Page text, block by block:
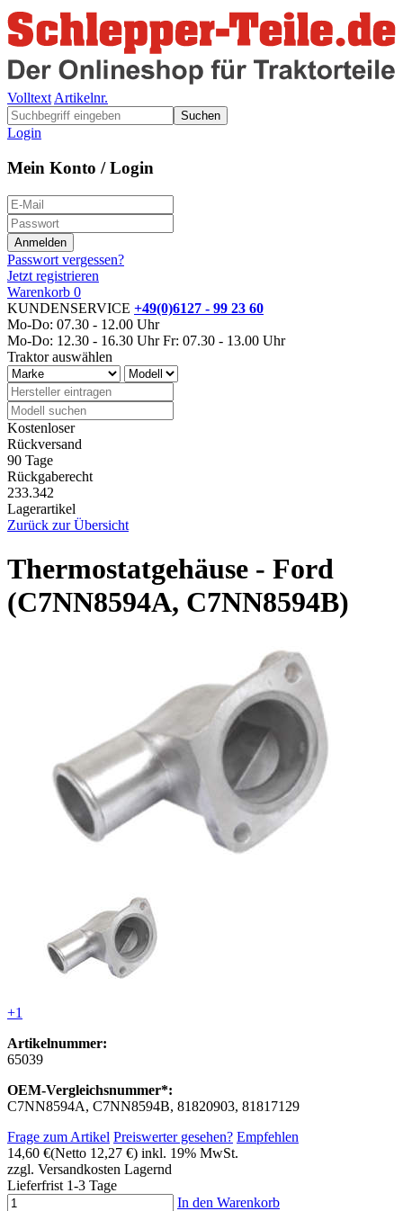
Volltext Artikelnr.
Suchen
Login
Mein Konto / Login
Passwort vergessen?
Jetzt registrieren
Warenkorb 0
KUNDENSERVICE +49(0)6127 - 99 23 60
Mo-Do: 07.30 - 12.00 Uhr
Mo-Do: 12.30 - 16.30 Uhr Fr: 07.30 - 13.00 Uhr
Traktor auswählen
Kostenloser
Rückversand
90 Tage
Rückgaberecht
233.342
Lagerartikel
Zurück zur Übersicht
Thermostatgehäuse - Ford
(C7NN8594A, C7NN8594B)
+1
Artikelnummer:
65039
OEM-Vergleichsnummer*:
C7NN8594A, C7NN8594B, 81820903, 81817129
Frage zum Artikel Preiswerter gesehen? Empfehlen
14,60 €(Netto 12,27 €) inkl. 19% MwSt.
zzgl. Versandkosten Lagernd
Lieferfrist 1-3 Tage
In den Warenkorb